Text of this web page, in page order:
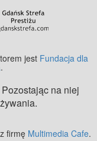
jest Fundacja dla
.
na niej
firmę Multimedia Cafe.